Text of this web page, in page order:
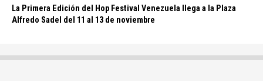
La Primera Edición del Hop Festival Venezuela llega a la Plaza
Alfredo Sadel del 11 al 13 de noviembre